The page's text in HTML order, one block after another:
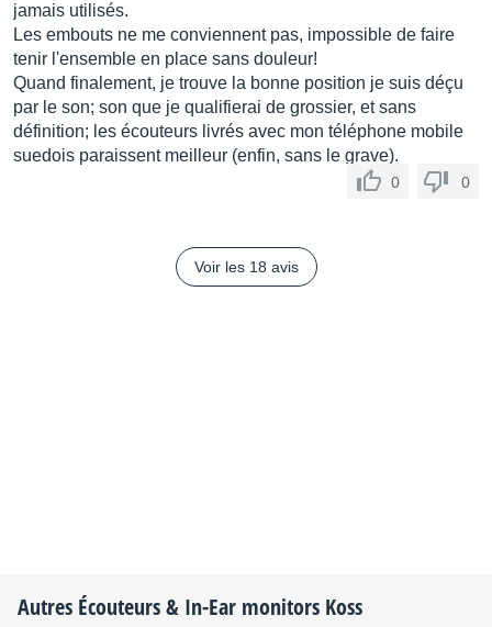
jamais utilisés.
Les embouts ne me conviennent pas, impossible de faire
tenir l'ensemble en place sans douleur!
Quand finalement, je trouve la bonne position je suis déçu
par le son; son que je qualifierai de grossier, et sans
définition; les écouteurs livrés avec mon téléphone mobile
suedois paraissent meilleur (enfin, sans le grave).
0 0
Voir les 18 avis
Autres Écouteurs & In-Ear monitors Koss